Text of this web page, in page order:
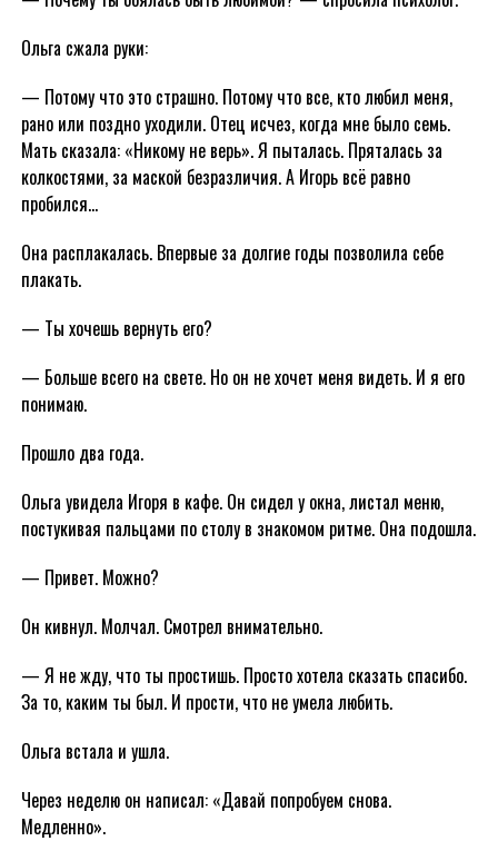
Ольга сжала руки:
— Потому что это страшно. Потому что все, кто любил меня,
рано или поздно уходили. Отец исчез, когда мне было семь.
Мать сказала: «Никому не верь». Я пыталась. Пряталась за
колкостями, за маской безразличия. А Игорь всё равно
пробился…
Она расплакалась. Впервые за долгие годы позволила себе
плакать.
— Ты хочешь вернуть его?
— Больше всего на свете. Но он не хочет меня видеть. И я его
понимаю.
Прошло два года.
Ольга увидела Игоря в кафе. Он сидел у окна, листал меню,
постукивая пальцами по столу в знакомом ритме. Она подошла.
— Привет. Можно?
Он кивнул. Молчал. Смотрел внимательно.
— Я не жду, что ты простишь. Просто хотела сказать спасибо.
За то, каким ты был. И прости, что не умела любить.
Ольга встала и ушла.
Через неделю он написал: «Давай попробуем снова.
Медленно».